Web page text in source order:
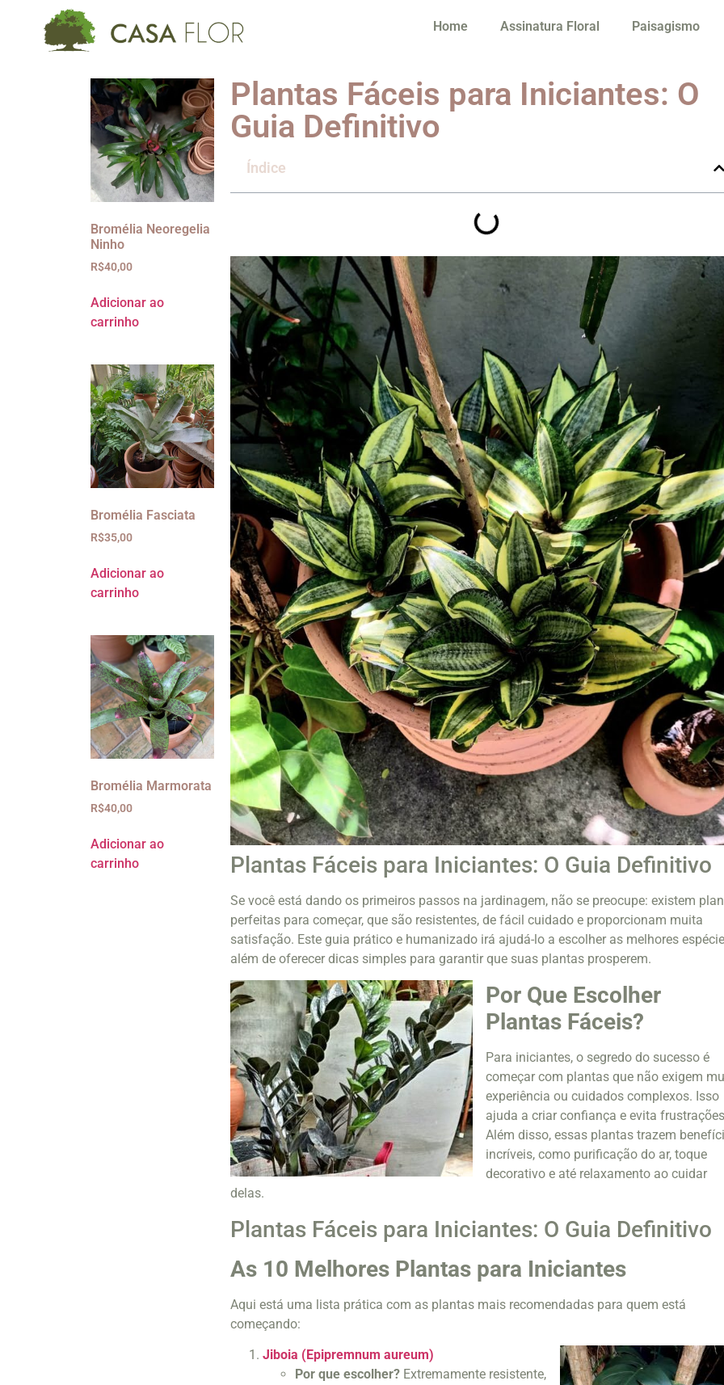
Home Assinatura Floral Paisagismo
Bromélia Neoregelia
Ninho
R$40,00
Adicionar ao
carrinho
Bromélia Fasciata
R$35,00
Adicionar ao
carrinho
Bromélia Marmorata
R$40,00
Adicionar ao
carrinho
Plantas Fáceis para Iniciantes: O
Guia Definitivo
Índice
Plantas Fáceis para Iniciantes: O Guia Definitivo
Se você está dando os primeiros passos na jardinagem, não se preocupe: existem
perfeitas para começar, que são resistentes, de fácil cuidado e proporcionam muita
satisfação. Este guia prático e humanizado irá ajudá-lo a escolher as melhores
além de oferecer dicas simples para garantir que suas plantas prosperem.
Por Que Escolher
Plantas Fáceis?
Para iniciantes, o segredo do sucesso é
começar com plantas que não exigem
experiência ou cuidados complexos. Isso
ajuda a criar confiança e evita
Além disso, essas plantas trazem
incríveis, como purificação do ar, toque
decorativo e até relaxamento ao cuidar
delas.
Plantas Fáceis para Iniciantes: O Guia Definitivo
As 10 Melhores Plantas para Iniciantes
Aqui está uma lista prática com as plantas mais recomendadas para quem está
começando:
Jiboia (Epipremnum aureum)
Por que escolher? Extremamente resistente,